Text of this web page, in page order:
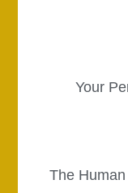
Your
The